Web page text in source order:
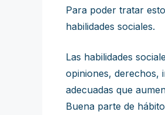
Para poder tratar
habilidades sociales.
Las habilidades
opiniones, derechos,
adecuadas que
Buena parte de